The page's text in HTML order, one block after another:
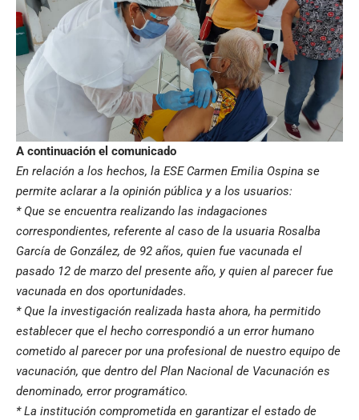
A continuación el comunicado
En relación a los hechos, la ESE Carmen Emilia Ospina se
permite aclarar a la opinión pública y a los usuarios:
* Que se encuentra realizando las indagaciones
correspondientes, referente al caso de la usuaria Rosalba
García de González, de 92 años, quien fue vacunada el
pasado 12 de marzo del presente año, y quien al parecer fue
vacunada en dos oportunidades.
* Que la investigación realizada hasta ahora, ha permitido
establecer que el hecho correspondió a un error humano
cometido al parecer por una profesional de nuestro equipo de
vacunación, que dentro del Plan Nacional de Vacunación es
denominado, error programático.
* La institución comprometida en garantizar el estado de